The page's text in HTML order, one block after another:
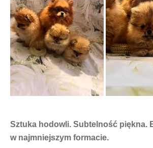
Sztuka hodowli. Subtelność piękna.
w najmniejszym formacie.